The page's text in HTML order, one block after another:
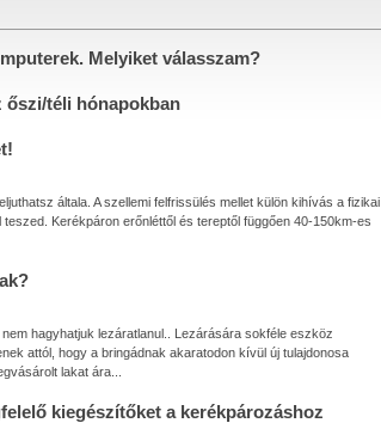
Melyiket válasszam?
őszi/téli hónapokban
általa. A szellemi felfrissülés mellet külön kihívás a fizikai
Kerékpáron erőnléttől és tereptől függően 40-150km-es
hagyhatjuk lezáratlanul.. Lezárására sokféle eszköz
attól, hogy a bringádnak akaratodon kívül új tulajdonosa
lakat ára...
kiegészítőket a kerékpározáshoz